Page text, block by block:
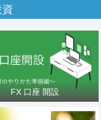
FX 口座 開設